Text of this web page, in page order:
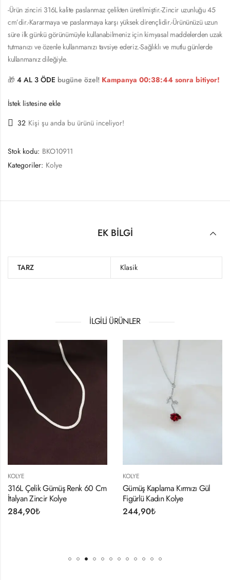
-Ürün zinciri 316L kalite paslanmaz çelikten üretilmiştir.-Zincir uzunluğu 45
cm’dir.-Kararmaya ve paslanmaya karşı yüksek dirençlidir.-Ürününüzü uzun
süre ilk günkü görünümüyle kullanabilmeniz için kimyasal maddelerden uzak
tutmanızı ve özenle kullanmanızı tavsiye ederiz.-Sağlıklı ve mutlu günlerde
kullanmanız dileğiyle.
🎁 4 AL 3 ÖDE bugüne özel! Kampanya 00:38:43sonra bitiyor!
İstek listesine ekle
32 Kişi şu anda bu ürünü inceliyor!
Stok kodu: BKO10911
Kategoriler: Kolye
EK BILGI
TARZ Klasik
İLGILI ÜRÜNLER
KOLYE
316L Çelik Gümüş Renk 60 Cm
İtalyan Zincir Kolye
284,90₺
KOLYE
Gümüş Kaplama Kırmızı Gül
Figürlü Kadın Kolye
244,90₺